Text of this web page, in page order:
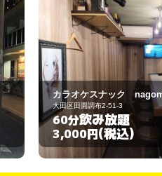
ｎｏｎ
世田谷区太子堂4-26-9
90分飲み放題
3,000円(税込)